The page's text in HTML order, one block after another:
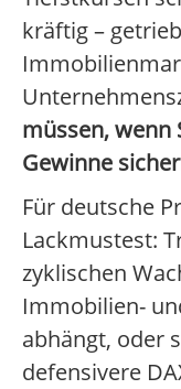
kräftig –
müssen, wenn
Gewinne
Für deutsche
Lackmustest:
zyklischen
Immobilien-
abhängt, oder
defensivere